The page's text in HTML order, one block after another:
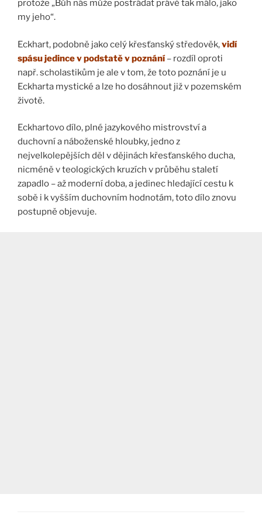
protože „Bůh nás může postrádat právě tak málo, jako
my jeho“.
Eckhart, podobně jako celý křesťanský středověk,vidí
spásu jedince v podstatě v poznání– rozdíl oproti
např. scholastikům je ale v tom, že toto poznání je u
Eckharta mystické a lze ho dosáhnout již v pozemském
životě.
Eckhartovo dílo, plné jazykového mistrovství a
duchovní a náboženské hloubky, jedno z
nejvelkolepějších děl v dějinách křesťanského ducha,
nicméně v teologických kruzích v průběhu staletí
zapadlo – až moderní doba, a jedinec hledající cestu k
sobě i k vyšším duchovním hodnotám, toto dílo znovu
postupně objevuje.